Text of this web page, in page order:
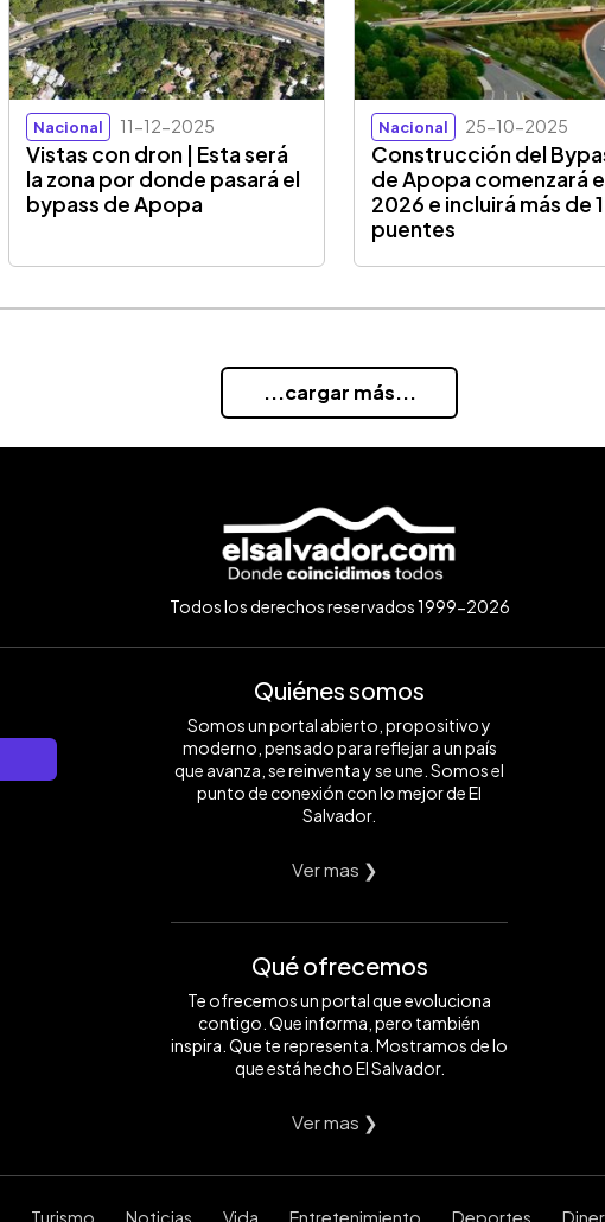
Nacional 11-12-2025
Vistas con dron | Esta será
la zona por donde pasará el
bypass de Apopa
Nacional 25-10-2025
Construcción del
de Apopa comenzará
2026 e incluirá más de
puentes
...cargar más...
Todos los derechos reservados 1999-2026
Quiénes somos
Somos un portal abierto, propositivo y
moderno, pensado para reflejar a un país
que avanza, se reinventa y se une. Somos el
punto de conexión con lo mejor de El
Salvador.
Ver mas ❯
Qué ofrecemos
Te ofrecemos un portal que evoluciona
contigo. Que informa, pero también
inspira. Que te representa. Mostramos de lo
que está hecho El Salvador.
Ver mas ❯
Turismo Noticias Vida Entretenimiento Deportes